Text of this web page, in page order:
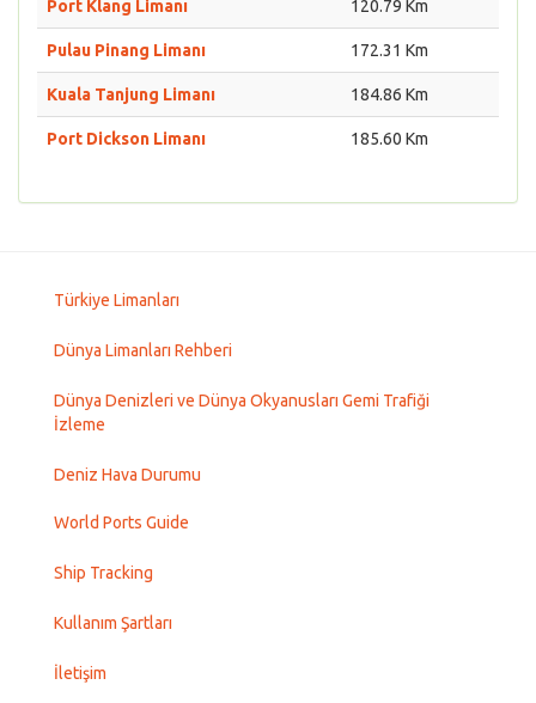
Port Klang Limanı 120.79 Km
Pulau Pinang Limanı 172.31 Km
Kuala Tanjung Limanı 184.86 Km
Port Dickson Limanı 185.60 Km
Türkiye Limanları
Dünya Limanları Rehberi
Dünya Denizleri ve Dünya Okyanusları Gemi Trafiği
İzleme
Deniz Hava Durumu
World Ports Guide
Ship Tracking
Kullanım Şartları
İletişim